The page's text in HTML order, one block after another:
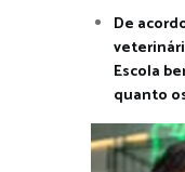
De
Escola
quanto